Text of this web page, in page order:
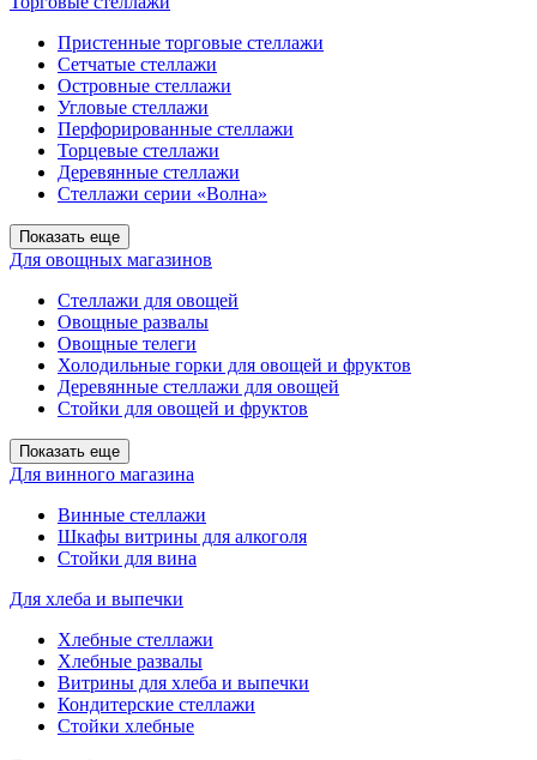
Пристенные торговые стеллажи
Сетчатые стеллажи
Островные стеллажи
Угловые стеллажи
Перфорированные стеллажи
Торцевые стеллажи
Деревянные стеллажи
Стеллажи серии «Волна»
Показать еще
Для овощных магазинов
Стеллажи для овощей
Овощные развалы
Овощные телеги
Холодильные горки для овощей и фруктов
Деревянные стеллажи для овощей
Стойки для овощей и фруктов
Показать еще
Для винного магазина
Винные стеллажи
Шкафы витрины для алкоголя
Стойки для вина
Для хлеба и выпечки
Хлебные стеллажи
Хлебные развалы
Витрины для хлеба и выпечки
Кондитерские стеллажи
Стойки хлебные